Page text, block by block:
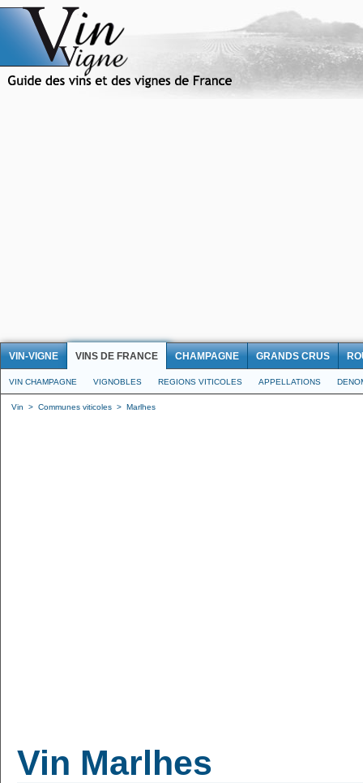
VIN-VIGNE VINS DE FRANCE CHAMPAGNE GRANDS CRUS
VIN CHAMPAGNE VIGNOBLES REGIONS VITICOLES APPELLATIONS
Vin > Communes viticoles > Marlhes
Vin Marlhes